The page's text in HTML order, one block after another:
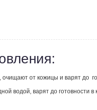
от кожицы и варят до
водой, варят до готовности в